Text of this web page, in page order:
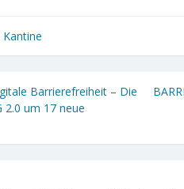
Kantine
Barrierefreiheit – Die
2.0 um 17 neue